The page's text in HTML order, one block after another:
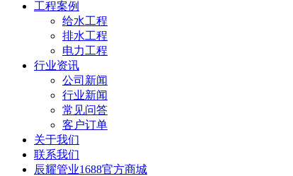
工程案例
给水工程
排水工程
电力工程
行业资讯
公司新闻
行业新闻
常见问答
客户订单
关于我们
联系我们
辰耀管业1688官方商城